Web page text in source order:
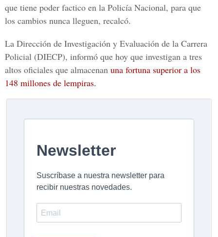
que tiene poder factico en la Policía Nacional, para que
los cambios nunca lleguen, recalcó.
La Dirección de Investigación y Evaluación de la Carrera
Policial (DIECP), informó que hoy que investigan a tres
altos oficiales que almacenan una fortuna superior a los
148 millones de lempiras.